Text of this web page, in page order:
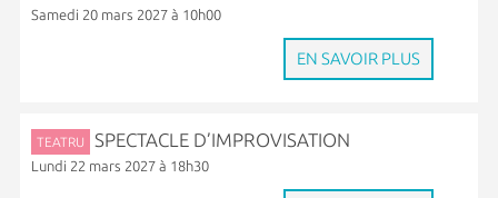
Samedi 20 mars 2027 à 10h00
EN SAVOIR PLUS
TEATRU SPECTACLE D’IMPROVISATION
Lundi 22 mars 2027 à 18h30